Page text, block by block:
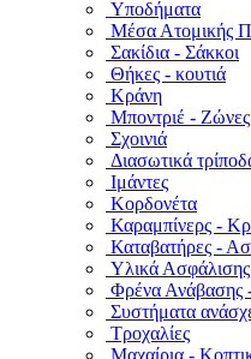
Υποδήματα
Μέσα Ατομικής
Σακίδια - Σάκκοι
Θήκες - κουτιά
Κράνη
Μποντριέ - Ζώνες
Σχοινιά
Διασωτικά
Ιμάντες
Κορδονέτα
Καραμπίνερς -
Καταβατήρες -
Υλικά
Φρένα Ανάβασης
Συστήματα
Τροχαλίες
Μαχαίρια -